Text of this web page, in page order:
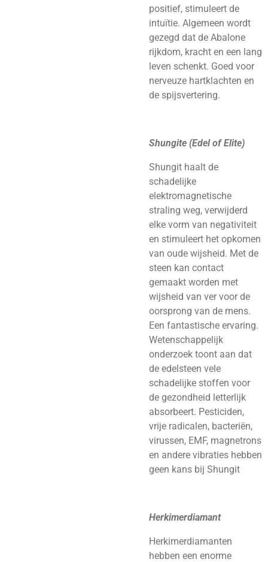
positief, stimuleert de
intuïtie. Algemeen wordt
gezegd dat de Abalone
rijkdom, kracht en een lang
leven schenkt. Goed voor
nerveuze hartklachten en
de spijsvertering.
Shungite (Edel of Elite)
Shungit haalt de
schadelijke
elektromagnetische
straling weg, verwijderd
elke vorm van negativiteit
en stimuleert het opkomen
van oude wijsheid. Met de
steen kan contact
gemaakt worden met
wijsheid van ver voor de
oorsprong van de mens.
Een fantastische ervaring.
Wetenschappelijk
onderzoek toont aan dat
de edelsteen vele
schadelijke stoffen voor
de gezondheid letterlijk
absorbeert. Pesticiden,
vrije radicalen, bacteriën,
virussen, EMF, magnetrons
en andere vibraties hebben
geen kans bij Shungit
Herkimerdiamant
Herkimerdiamanten
hebben een enorme